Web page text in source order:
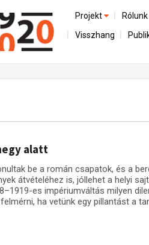
Projekt
Előzmények
Az összeomlás és
Utókor és
A
Visszhang
alatt
be a román csapatok, és a
átvételéhez is, jóllehet a helyi
es impériumváltás milyen
ha vetünk egy pillantást a